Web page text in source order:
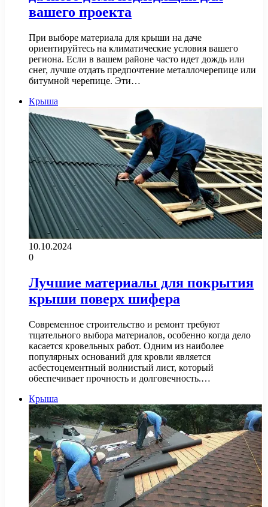
вашего проекта
При выборе материала для крыши на даче
ориентируйтесь на климатические условия вашего
региона. Если в вашем районе часто идет дождь или
снег, лучше отдать предпочтение металлочерепице или
битумной черепице. Эти…
Крыша
10.10.2024
0
Лучшие материалы для покрытия
крыши поверх шифера
Современное строительство и ремонт требуют
тщательного выбора материалов, особенно когда дело
касается кровельных работ. Одним из наиболее
популярных оснований для кровли является
асбестоцементный волнистый лист, который
обеспечивает прочность и долговечность.…
Крыша